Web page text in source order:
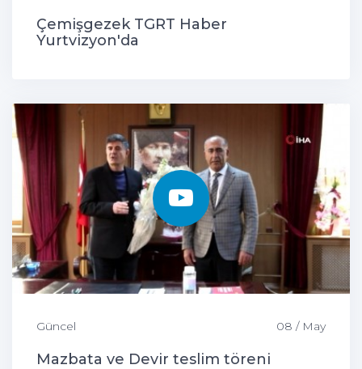
Çemişgezek TGRT Haber
Yurtvizyon'da
Güncel 08 / May
Mazbata ve Devir teslim töreni